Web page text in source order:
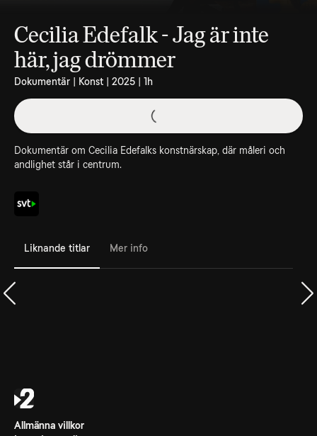
Cecilia Edefalk - Jag är inte
här, jag drömmer
Dokumentär | Konst | 2025 | 1h
Dokumentär om Cecilia Edefalks konstnärskap, där måleri och
andlighet står i centrum.
Liknande titlar Mer info
Allmänna villkor